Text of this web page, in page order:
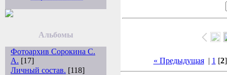
Альбомы
Фотоархив Сорокина С.
А. [17]
Личный состав. [118]
« Предыдущая| 1 [2